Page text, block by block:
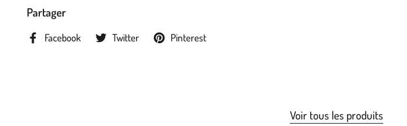
Partager
Facebook Twitter Pinterest
Voir tous les produits